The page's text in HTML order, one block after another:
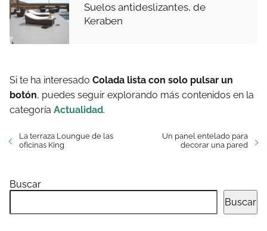
Suelos antideslizantes, de
Keraben
Si te ha interesado Colada lista con solo pulsar un
botón, puedes seguir explorando más contenidos en la
categoría Actualidad.
La terraza Loungue de las
oficinas King
Un panel entelado para
decorar una pared
Buscar
Buscar